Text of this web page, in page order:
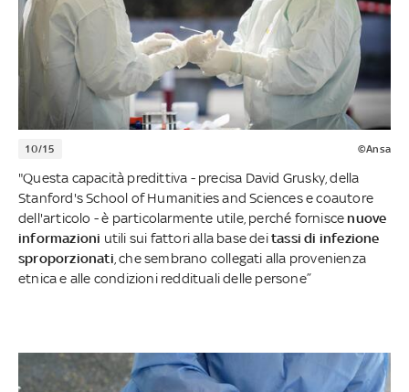
10/15 ©Ansa
"Questa capacità predittiva - precisa David Grusky, della
Stanford's School of Humanities and Sciences e coautore
dell'articolo - è particolarmente utile, perché fornisce nuove
informazioni utili sui fattori alla base deitassi di infezione
sproporzionati , che sembrano collegati alla provenienza
etnica e alle condizioni reddituali delle persone”